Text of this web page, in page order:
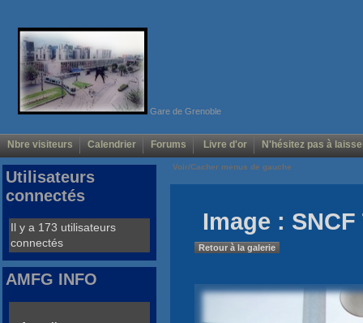
Gare de Grenoble
Nbre visiteurs Calendrier Forums Livre d'or N'hésitez pas à
Voir/Cacher menus de gauche
Image :
Retour à la galerie
Utilisateurs
connectés
Il y a 173 utilisateurs
connectés
AMFG INFO